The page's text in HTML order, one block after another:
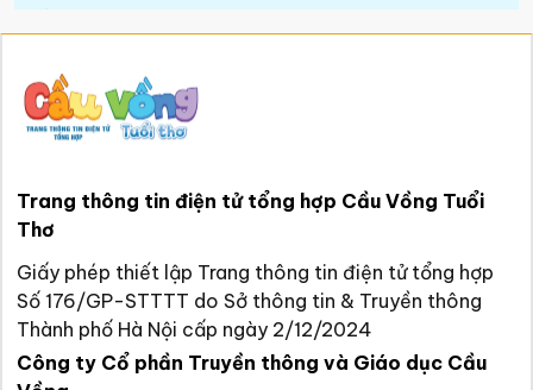
Trang thông tin điện tử tổng hợp Cầu Vồng Tuổi
Thơ
Giấy phép thiết lập Trang thông tin điện tử tổng hợp
Số 176/GP-STTTT do Sở thông tin & Truyền thông
Thành phố Hà Nội cấp ngày 2/12/2024
Công ty Cổ phần Truyền thông và Giáo dục Cầu